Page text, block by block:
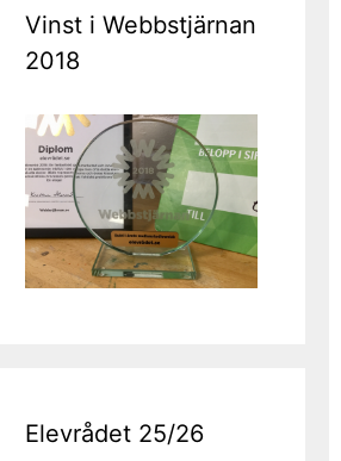
Vinst i Webbstjärnan
2018
Elevrådet 25/26